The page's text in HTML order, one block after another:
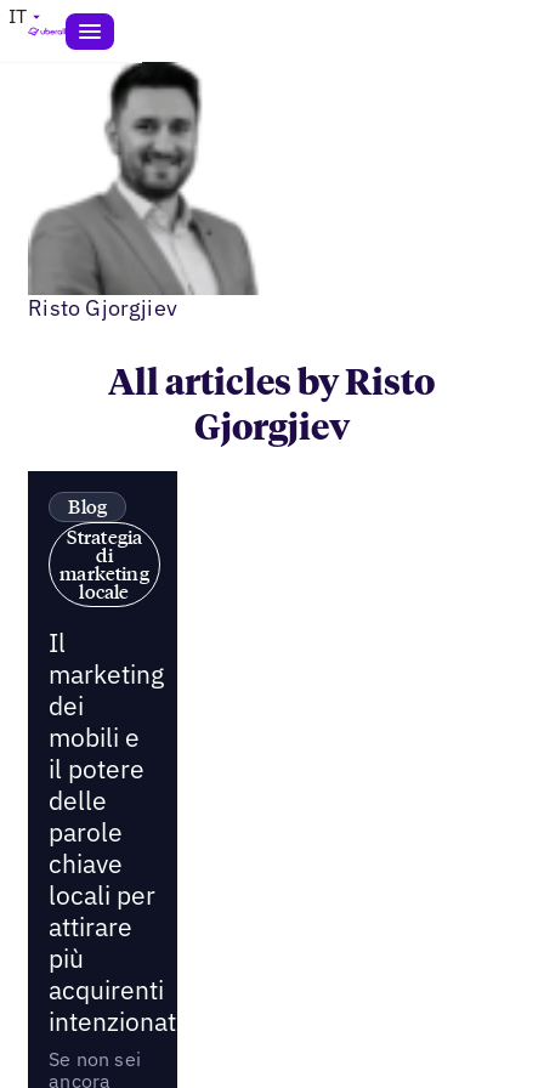
IT
Risto Gjorgjiev
All articles by Risto
Gjorgjiev
Blog
Strategia
di
marketing
locale
Il
marketing
dei
mobili e
il potere
delle
parole
chiave
locali per
attirare
più
acquirenti
intenzionati
Se non sei
ancora